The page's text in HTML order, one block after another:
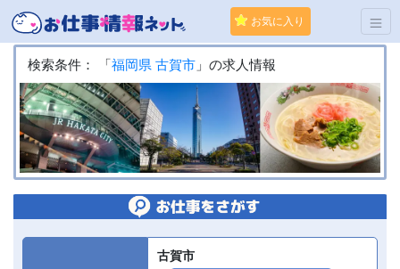
お気に入り
検索条件： 「 福岡県 古賀市 」の求人情報
古賀市